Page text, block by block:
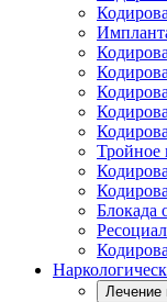
Тройное
Блокада
Лечение